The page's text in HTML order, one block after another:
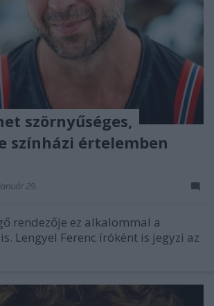
szörnyűséges,
színházi értelemben
29.
rendezője ez alkalommal a
Lengyel Ferenc íróként is jegyzi az